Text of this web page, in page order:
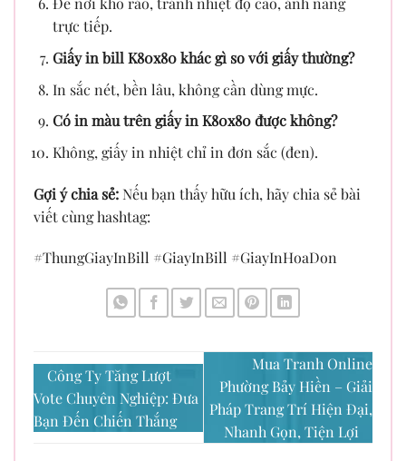
trực tiếp.
Giấy in bill K80x80 khác gì so với giấy thường?
In sắc nét, bền lâu, không cần dùng mực.
Có in màu trên giấy in K80x80 được không?
Không, giấy in nhiệt chỉ in đơn sắc (đen).
Gợi ý chia sẻ: Nếu bạn thấy hữu ích, hãy chia sẻ bài
viết cùng hashtag:
#ThungGiayInBill #GiayInBill #GiayInHoaDon
Công Ty Tăng Lượt
Vote Chuyên Nghiệp: Đưa
Bạn Đến Chiến Thắng
Mua Tranh Online
Phường Bảy Hiền – Giải
Pháp Trang Trí Hiện Đại,
Nhanh Gọn, Tiện Lợi